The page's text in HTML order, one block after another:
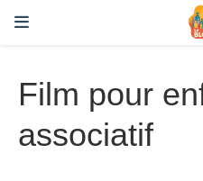
Film pour
associatif